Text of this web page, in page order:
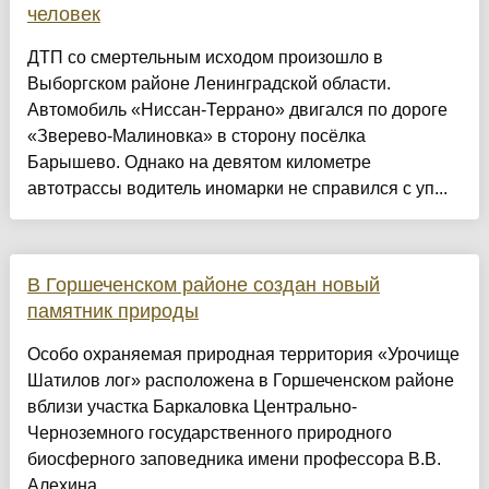
человек
ДТП со смертельным исходом произошло в
Выборгском районе Ленинградской области.
Автомобиль «Ниссан-Террано» двигался по дороге
«Зверево-Малиновка» в сторону посёлка
Барышево. Однако на девятом километре
автотрассы водитель иномарки не справился с уп...
В Горшеченском районе создан новый
памятник природы
Особо охраняемая природная территория «Урочище
Шатилов лог» расположена в Горшеченском районе
вблизи участка Баркаловка Центрально-
Черноземного государственного природного
биосферного заповедника имени профессора В.В.